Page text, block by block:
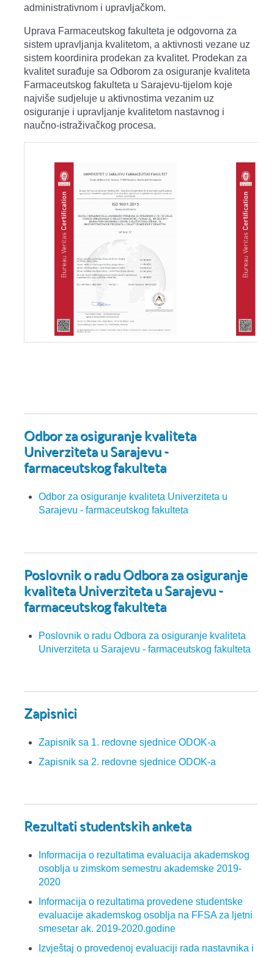
administrativnom i upravljačkom.
Uprava Farmaceutskog fakulteta je odgovorna za
sistem upravljanja kvalitetom, a aktivnosti vezane uz
sistem koordinira prodekan za kvalitet. Prodekan za
kvalitet surađuje sa Odborom za osiguranje kvaliteta
Farmaceutskog fakulteta u Sarajevu-tijelom koje
najviše sudjeluje u aktivnostima vezanim uz
osiguranje i upravljanje kvalitetom nastavnog i
naučno-istraživačkog procesa.
Odbor za osiguranje kvaliteta
Univerziteta u Sarajevu -
farmaceutskog fakulteta
Odbor za osiguranje kvaliteta Univerziteta u
Sarajevu - farmaceutskog fakulteta
Poslovnik o radu Odbora za osiguranje
kvaliteta Univerziteta u Sarajevu -
farmaceutskog fakulteta
Poslovnik o radu Odbora za osiguranje kvaliteta
Univerziteta u Sarajevu - farmaceutskog fakulteta
Zapisnici
Zapisnik sa 1. redovne sjednice ODOK-a
Zapisnik sa 2. redovne sjednice ODOK-a
Rezultati studentskih anketa
Informacija o rezultatima evaluacija akademskog
osoblja u zimskom semestru akademske 2019-
2020
Informacija o rezultatima provedene studentske
evaluacije akademskog osoblja na FFSA za ljetni
smesetar ak. 2019-2020.godine
Izvještaj o provedenoj evaluaciji rada nastavnika i